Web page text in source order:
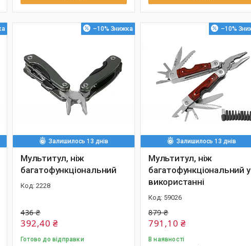
–10%
Залишилось 13 днів
Мультитул, ніж
багатофункціональний
2228
436 ₴
392,40 ₴
Готово до відправки
–10%
Залишилось 13 днів
Мультитул, ніж
багатофункціональний у
використанні
59026
879 ₴
791,10 ₴
В наявності